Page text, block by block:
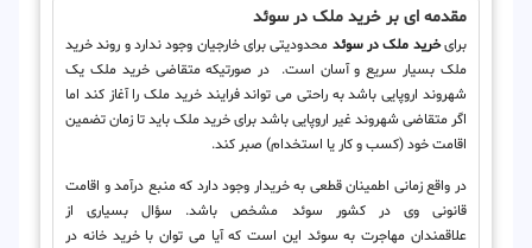
مقدمه ای بر خرید ملک در سوئد
برایخرید ملک در سوئد محدودیتی برای خارجیان وجود ندارد و روند خرید
ملک بسیار سریع و آسان است. در صورتیکه متقاضی خرید ملک یک
شهروند اروپایی باشد به راحتی می تواند فرایند خرید ملک را آغاز کند اما
اگر متقاضی شهروند غیر اروپایی باشد برای خرید ملک باید تا زمان تضمین
اقامت خود (کسب و کار یا استخدام) صبر کند.
در واقع زمانی اطمینان قطعی به خریدار وجود دارد که منبع درآمد و اقامت
قانونی وی در کشور سوئد مشخص باشد. سؤال بسیاری از
علاقمندان مهاجرت به سوئد این است که آیا می توان با خرید خانه در